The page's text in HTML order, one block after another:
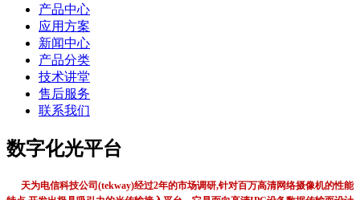
产品中心
应用方案
新闻中心
产品分类
技术讲堂
售后服务
联系我们
数字化光平台
天为电信科技公司(tekway)经过2年的市场调研,针对百万高清网络摄像机的性能